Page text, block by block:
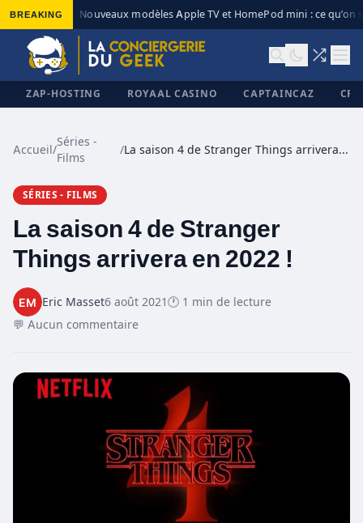
BREAKING Nouveaux modèles Apple TV et HomePod mini : ce qu’on
ZAP-HOSTING ROYAAL CASINO CAPTAINCAZ
Accueil/
Séries -
Films
/ La saison 4 de Stranger Things arrivera en 2022 !
SÉRIES - FILMS
La saison 4 de Stranger
Things arrivera en 2022 !
Eric Masset6 août 2021🕐 1 min de lecture
💬 Aucun commentaire